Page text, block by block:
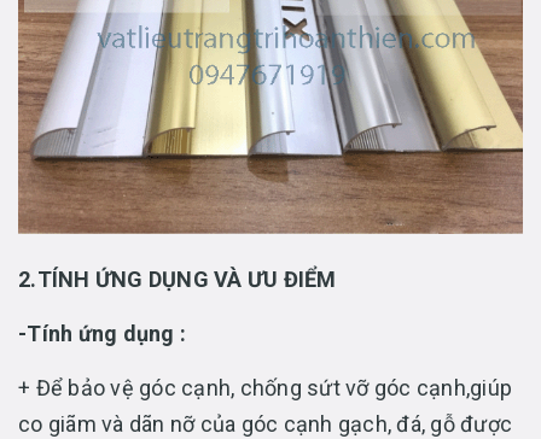
2.TÍNH ỨNG DỤNG VÀ ƯU ĐIỂM
-Tính ứng dụng :
+ Để bảo vệ góc cạnh, chống sứt vỡ góc cạnh,giúp
co giãm và dãn nỡ của góc cạnh gạch, đá, gỗ được